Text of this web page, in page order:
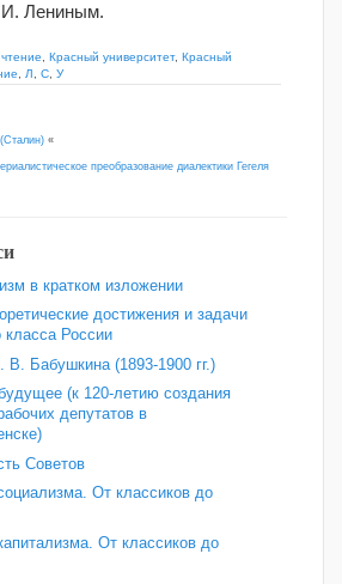
Лениным.
Красный университет, Красный
Л С У
«
преобразование диалектики Гегеля
в кратком изложении
достижения и задачи
класса России
В. Бабушкина (1893-1900 гг.)
(к 120‑летию создания
депутатов в
Советов
От классиков до
От классиков до